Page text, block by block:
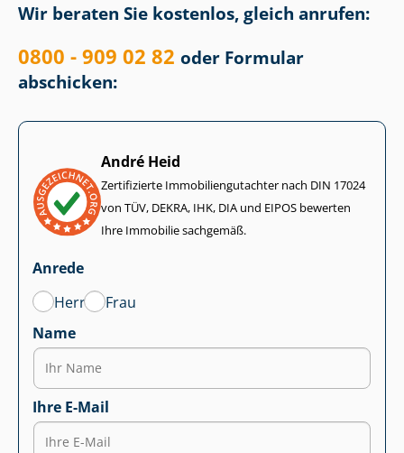
Wir beraten Sie kostenlos, gleich anrufen:
0800 - 909 02 82 oder Formular
abschicken:
André Heid
Zertifizierte Im­mo­bi­li­en­gut­ach­ter nach DIN 17024
von TÜV, DEKRA, IHK, DIA und EIPOS bewerten
Ihre Immobilie sachgemäß.
Anrede
Herr
Frau
Name
Ihre E-Mail